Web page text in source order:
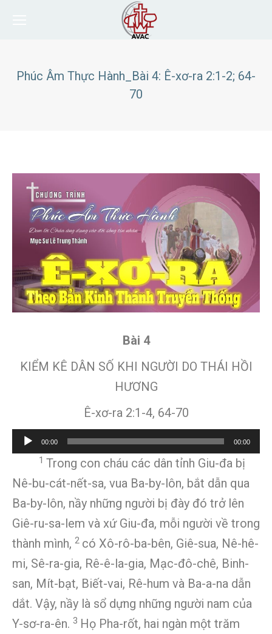
Phúc Âm Thực Hành_Bài 4: Ê-xơ-ra 2:1-2; 64-
70
Bài 4
KIỂM KÊ DÂN SỐ KHI NGƯỜI DO THÁI HỒI
HƯƠNG
Ê-xơ-ra 2:1-4, 64-70
Audio
Player
00:00 00:00
1 Trong con cháu các dân tỉnh Giu-đa bị
Nê-bu-cát-nết-sa, vua Ba-by-lôn, bắt dẫn qua
Ba-by-lôn, nầy những người bị đày đó trở lên
Giê-ru-sa-lem và xứ Giu-đa, mỗi người về trong
thành mình, 2 có Xô-rô-ba-bên, Giê-sua, Nê-hê-
mi, Sê-ra-gia, Rê-ê-la-gia, Mạc-đô-chê, Binh-
san, Mít-bạt, Biết-vai, Rê-hum và Ba-a-na dẫn
dắt. Vậy, nầy là sổ dựng những người nam của
Y-sơ-ra-ên. 3 Họ Pha-rốt, hai ngàn một trăm